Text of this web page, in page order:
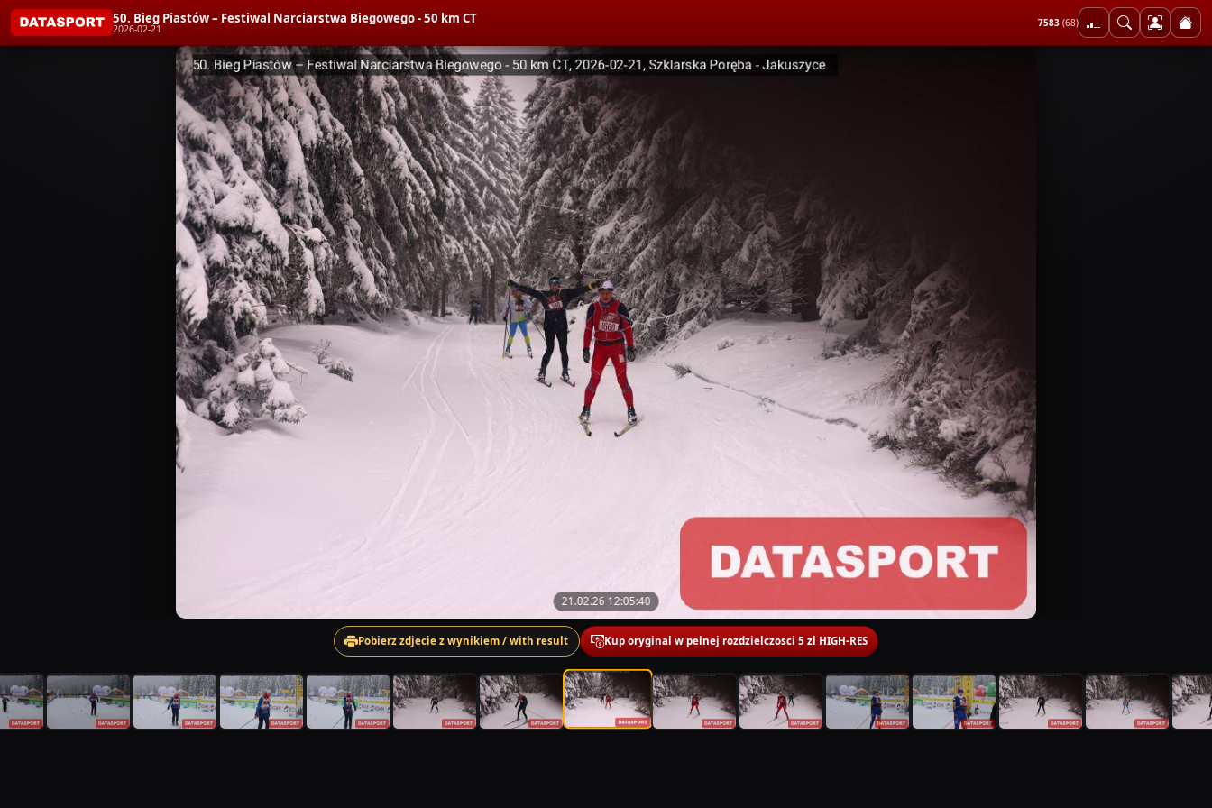
50. Bieg Piastów – Festiwal Narciarstwa Biegowego - 50 km CT
2026-02-21 7583 (68)
21.02.26 12:05:40
Pobierz zdjecie z wynikiem / with result Kup oryginal w pelnej rozdzielczosci 5 zl HIGH-RES